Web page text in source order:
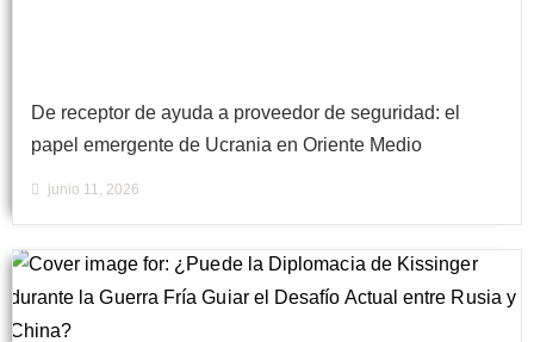
De receptor de ayuda a proveedor de seguridad: el
papel emergente de Ucrania en Oriente Medio
junio 11, 2026